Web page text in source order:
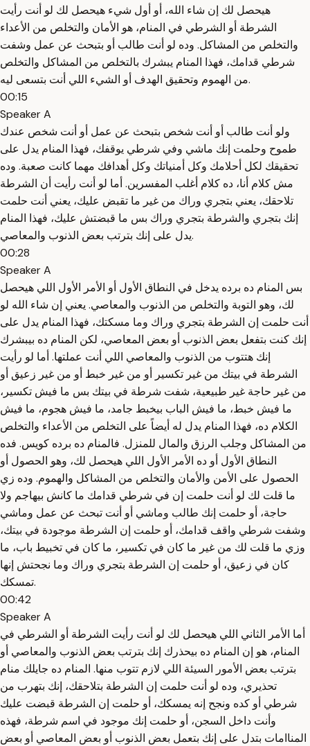
هيحصل لك إن شاء الله، أو أول شيء هيحصل لك لو أنت رأيت
الشرطة أو الشرطي في المنام، هو الأمان والتخلص من الأعداء
والتخلص من المشاكل. وده لو أنت طالب أو بتبحث عن عمل وشفت
شرطي قدامك، فهذا المنام يبشرك بالتخلص من المشاكل والتخلص
من الهموم وتحقيق الهدف أو الشيء اللي أنت بتسعى ليه.
00:15
Speaker A
ولو أنت طالب أو أنت شخص بتبحث عن عمل أو أنت شخص عندك
طموح وحلمت إنك ماشي وفي شرطي يوقفك، فهذا المنام يدل على
تحقيقك لكل أحلامك وكل أمنياتك وكل أهدافك مهما كانت صعبة. وده
مش كلام أنا، ده كلام أغلب المفسرين. أما لو أنت رأيت أن الشرطة
تلاحقك، يعني بتجري وراك من غير ما تقبض عليك، يعني أنت حلمت
إنك بتجري والشرطة بتجري وراك بس ما قبضتش عليك، فهذا المنام
يدل على إنك بترتب بعض الذنوب والمعاصي.
00:28
Speaker A
بس المنام ده برده يدخل في النطاق الأول أو الأمر الأول اللي هيحصل
لك، وهو التوبة والتخلص من الذنوب والمعاصي. يعني إن شاء الله لو
أنت حلمت إن الشرطة بتجري وراك وما مسكتك، فهذا المنام يدل على
إنك كنت بتفعل بعض الذنوب أو بعض المعاصي، لكن المنام ده بيبشرك
إنك هتتوب من الذنوب والمعاصي اللي أنت عملتها. أما لو رأيت
الشرطة في بيتك من غير تكسير أو من غير خبط أو من غير زعيق أو
من غير حاجة غير طبيعية، شفت شرطة في بيتك بس ما فيش تكسير،
ما فيش خبط، ما فيش الباب بيخبط جامد، ما فيش هجوم، ما فيش
الكلام ده، فهذا المنام يدل له أيضاً على التخلص من الأعداء والتخلص
من المشاكل وجلب الرزق والمال للمنزل. فالمنام ده برده كويس. فده
النطاق الأول أو ده الأمر الأول اللي هيحصل لك، وهو الحصول أو
الحصول على الأمن والأمان والتخلص من المشاكل والهموم. وده زي
ما قلت لك لو أنت حلمت إن في شرطي قدامك ما كانش بيهاجم ولا
حاجة، أو حلمت إنك طالب وماشي أو أنت تبحث عن عمل وماشي
وشفت شرطي واقف قدامك، أو حلمت إن الشرطة موجودة في بيتك،
وزي ما قلت لك من غير ما كان في تكسير، ما كان في تخبيط باب، ما
كان في زعيق، أو حلمت إن الشرطة بتجري وراك وما نجحتش إنها
تمسكك.
00:42
Speaker A
أما الأمر الثاني اللي هيحصل لك لو أنت رأيت الشرطة أو الشرطي في
المنام، هو إن المنام ده بيحذرك إنك بترتب بعض الذنوب والمعاصي أو
بترتب بعض الأمور السيئة اللي لازم تتوب منها. المنام ده جايلك منام
تحذيري، وده لو أنت حلمت إن الشرطة بتلاحقك، إنك بتهرب من
شرطي أو كده ونجح إنه يمسكك، أو حلمت إن الشرطة قبضت عليك
وأنت داخل السجن، أو حلمت إنك موجود في اسم شرطة، فهذه
المناامات بتدل على إنك بتعمل بعض الذنوب أو بعض المعاصي أو بعض